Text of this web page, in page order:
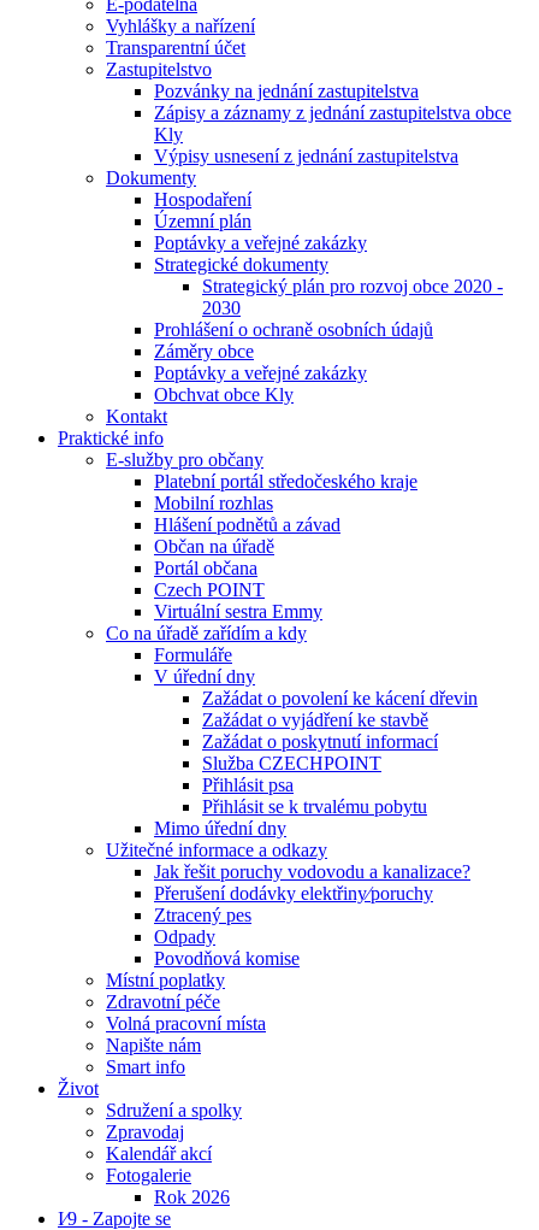
E-podatelna
Vyhlášky a nařízení
Transparentní účet
Zastupitelstvo
Pozvánky na jednání zastupitelstva
Zápisy a záznamy z jednání zastupitelstva obce
Kly
Výpisy usnesení z jednání zastupitelstva
Dokumenty
Hospodaření
Územní plán
Poptávky a veřejné zakázky
Strategické dokumenty
Strategický plán pro rozvoj obce 2020 -
2030
Prohlášení o ochraně osobních údajů
Záměry obce
Poptávky a veřejné zakázky
Obchvat obce Kly
Kontakt
Praktické info
E-služby pro občany
Platební portál středočeského kraje
Mobilní rozhlas
Hlášení podnětů a závad
Občan na úřadě
Portál občana
Czech POINT
Virtuální sestra Emmy
Co na úřadě zařídím a kdy
Formuláře
V úřední dny
Zažádat o povolení ke kácení dřevin
Zažádat o vyjádření ke stavbě
Zažádat o poskytnutí informací
Služba CZECHPOINT
Přihlásit psa
Přihlásit se k trvalému pobytu
Mimo úřední dny
Užitečné informace a odkazy
Jak řešit poruchy vodovodu a kanalizace?
Přerušení dodávky elektřiny⁄poruchy
Ztracený pes
Odpady
Povodňová komise
Místní poplatky
Zdravotní péče
Volná pracovní místa
Napište nám
Smart info
Život
Sdružení a spolky
Zpravodaj
Kalendář akcí
Fotogalerie
Rok 2026
I⁄9 - Zapojte se